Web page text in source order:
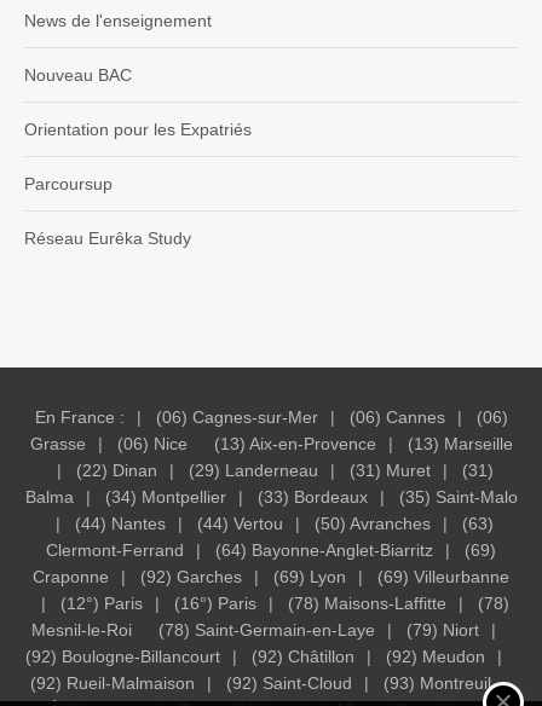
News de l'enseignement
Nouveau BAC
Orientation pour les Expatriés
Parcoursup
Réseau Eurêka Study
En France : (06) Cagnes-sur-Mer (06) Cannes
(06)
Grasse
(06) Nice (13) Aix-en-Provence
(13) Marseille
(22) Dinan
(29) Landerneau (31) Muret
(31)
Balma
(34) Montpellier (33) Bordeaux
(35) Saint-Malo
(44) Nantes
(44) Vertou (50) Avranches
(63)
Clermont-Ferrand
(64) Bayonne-Anglet-Biarritz
(69)
Craponne
(92) Garches (69) Lyon
(69) Villeurbanne
(12°) Paris
(16°) Paris (78) Maisons-Laffitte
(78)
Mesnil-le-Roi
(78) Saint-Germain-en-Laye
(79) Niort
(92) Boulogne-Billancourt
(92) Châtillon
(92) Meudon
(92) Rueil-Malmaison
(92) Saint-Cloud
(93) Montreuil